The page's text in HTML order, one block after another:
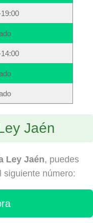
Jaén
Ley Jaén, puedes
siguiente número: